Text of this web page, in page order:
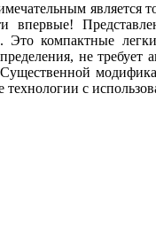
является
компактные
не требует
с